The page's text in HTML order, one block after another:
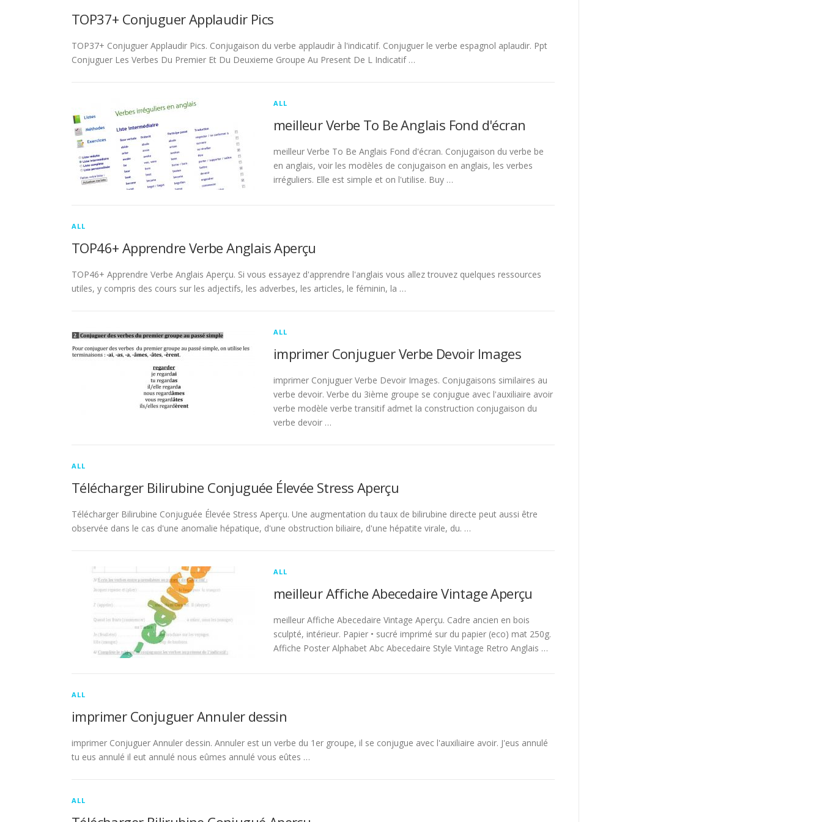
TOP37+ Conjuguer Applaudir Pics
TOP37+ Conjuguer Applaudir Pics. Conjugaison du verbe applaudir à l'indicatif. Conjuguer le verbe espagnol aplaudir. Ppt
Conjuguer Les Verbes Du Premier Et Du Deuxieme Groupe Au Present De L Indicatif …
ALL
meilleur Verbe To Be Anglais Fond d'écran
meilleur Verbe To Be Anglais Fond d'écran. Conjugaison du verbe be
en anglais, voir les modèles de conjugaison en anglais, les verbes
irréguliers. Elle est simple et on l'utilise. Buy …
ALL
TOP46+ Apprendre Verbe Anglais Aperçu
TOP46+ Apprendre Verbe Anglais Aperçu. Si vous essayez d'apprendre l'anglais vous allez trouvez quelques ressources
utiles, y compris des cours sur les adjectifs, les adverbes, les articles, le féminin, la …
ALL
imprimer Conjuguer Verbe Devoir Images
imprimer Conjuguer Verbe Devoir Images. Conjugaisons similaires au
verbe devoir. Verbe du 3ième groupe se conjugue avec l'auxiliaire avoir
verbe modèle verbe transitif admet la construction conjugaison du
verbe devoir …
ALL
Télécharger Bilirubine Conjuguée Élevée Stress Aperçu
Télécharger Bilirubine Conjuguée Élevée Stress Aperçu. Une augmentation du taux de bilirubine directe peut aussi être
observée dans le cas d'une anomalie hépatique, d'une obstruction biliaire, d'une hépatite virale, du. …
ALL
meilleur Affiche Abecedaire Vintage Aperçu
meilleur Affiche Abecedaire Vintage Aperçu. Cadre ancien en bois
sculpté, intérieur. Papier • sucré imprimé sur du papier (eco) mat 250g.
Affiche Poster Alphabet Abc Abecedaire Style Vintage Retro Anglais …
ALL
imprimer Conjuguer Annuler dessin
imprimer Conjuguer Annuler dessin. Annuler est un verbe du 1er groupe, il se conjugue avec l'auxiliaire avoir. J'eus annulé
tu eus annulé il eut annulé nous eûmes annulé vous eûtes …
ALL